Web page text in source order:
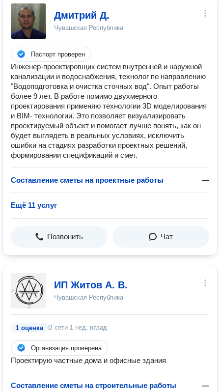
Дмитрий Д.
Чувашская Республика
Паспорт проверен
Инженер-проектировщик систем внутренней и наружной
канализации и водоснабжения, технолог по направлению
"Водоподготовка и очистка сточных вод". Опыт работы
более 9 лет. В работе помимо двухмерного
проектирования применяю технологии 3D моделирования
и BIM- технологии. Это позволяет визуализировать
проектируемый объект и помогает лучше понять, как он
будет выглядеть в реальных условиях, исключить
ошибки на стадиях разработки проектных решений,
формировании спецификаций и смет.
Составление сметы на проектные работы —
Ещё 11 услуг
Позвонить Чат
ИП Житов А. В.
Чувашская Республика
1 оценка В сети 1 нед. назад
Организация проверена
Проектирую частные дома и офисные здания
Составление сметы на строительные работы —